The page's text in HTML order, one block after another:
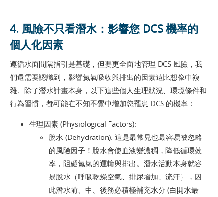
4. 風險不只看潛水：影響您 DCS 機率的
個人化因素
遵循水面間隔指引是基礎，但要更全面地管理 DCS 風險，我
們還需要認識到，影響氮氣吸收與排出的因素遠比想像中複
雜。除了潛水計畫本身，以下這些個人生理狀況、環境條件和
行為習慣，都可能在不知不覺中增加您罹患 DCS 的機率：
生理因素 (Physiological Factors):
脫水 (Dehydration): 這是最常見也最容易被忽略
的風險因子！脫水會使血液變濃稠，降低循環效
率，阻礙氮氣的運輸與排出。潛水活動本身就容
易脫水（呼吸乾燥空氣、排尿增加、流汗），因
此潛水前、中、後務必積極補充水分 (白開水最